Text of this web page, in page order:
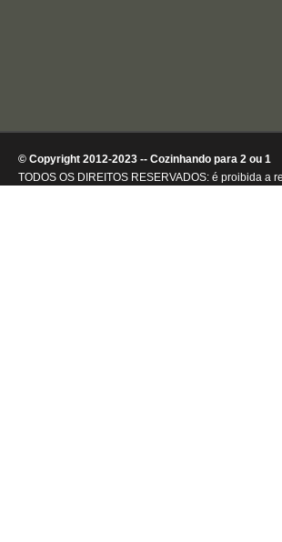
© Copyright 2012-2023 -- Cozinhando para 2 ou 1
TODOS OS DIREITOS RESERVADOS: é proibida a